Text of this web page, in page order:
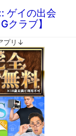
ゲイの出会
クラブ】
プリ↓